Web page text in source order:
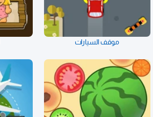
موقف السيارات